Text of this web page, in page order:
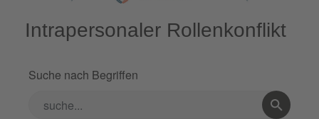
Intrapersonaler Rollenkonflikt
Suche nach Begriffen